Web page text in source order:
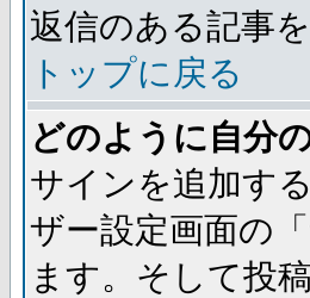
返信のある記事
トップに戻る
どのように自分
サインを追加す
ザー設定画面の
ます。そして投